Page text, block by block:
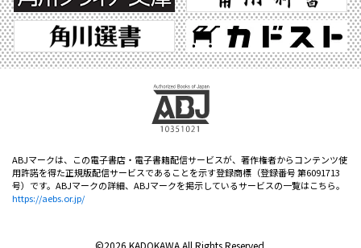
ABJマークは、この電子書店・電子書籍配信サービスが、著作権者からコンテンツ使
用許諾を得た正規版配信サービスであることを示す登録商標（登録番号 第6091713
号）です。ABJマークの詳細、ABJマークを掲示しているサービスの一覧はこちら。
https://aebs.or.jp/
©2026 KADOKAWA All Rights Reserved.